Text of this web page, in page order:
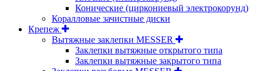
Конические (циркониевый электрокорунд)
Коралловые зачистные диски
Крепеж
Вытяжные заклепки MESSER
Заклепки вытяжные открытого типа
Заклепки вытяжные закрытого типа